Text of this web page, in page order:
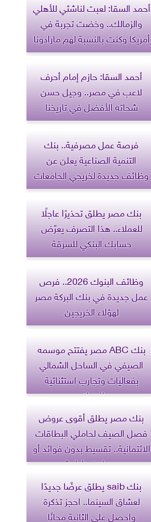
أحمد السقا: لعبت لناشئي للأهلي
والزمالك.. وخضت تجربة في
أمريكا وكنت بالنسبة لهم مارادونا
أحمد السقا: حازم إمام أحرف
لاعب في مصر.. وجيل حسن
شحاته الأفضل في تاريخنا
فرصة عمل مصرفية.. بنك
التنمية الصناعية يعلن عن
وظائف جديدة لخريجي الجامعات
بنك مصر يطلق تحذيرًا عاجلًا
للعملاء.. هذا التصرف يعرّض
حسابك البنكي للسرقة
وظائف البنوك 2026.. فرص
عمل جديدة في بنك البركة مصر
لهؤلاء الخريجين
بنك ABC مصر يفتتح موسمه
الصيفي في الساحل الشمالي
بفعاليات وتجارب استثنائية
للعملاء
بنك مصر يطلق أقوى عروض
فصل الصيف لحاملي البطاقات
الائتمانية.. تقسيط بدون فوائد أو
مصاريف إدارية
بنك saib يطلق عرضًا جديدًا
لعشاق السينما.. احجز تذكرة
واحصل على الثانية مجانًا